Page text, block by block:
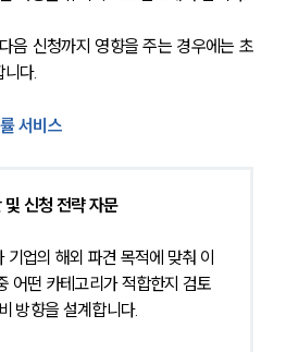
음 신청까지 영향을 주는 경우에는 초
다.
서비스
및 신청 전략 자문
업의 해외 파견 목적에 맞춰 이
어떤 카테고리가 적합한지 검토
방향을 설계합니다.